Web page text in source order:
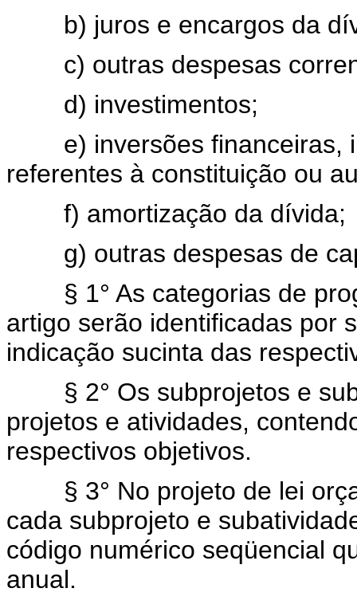
b) juros e encargos da
c) outras despesas
d) investimentos;
e) inversões financeiras,
referentes à constituição ou
f) amortização da dívida;
g) outras despesas de
§ 1° As categorias de
artigo serão identificadas por
indicação sucinta das
§ 2° Os subprojetos e
projetos e atividades,
respectivos objetivos.
§ 3° No projeto de lei
cada subprojeto e
código numérico seqüencial
anual.